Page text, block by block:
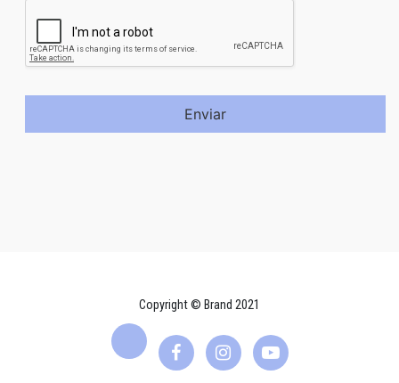
Enviar
Copyright © Brand 2021